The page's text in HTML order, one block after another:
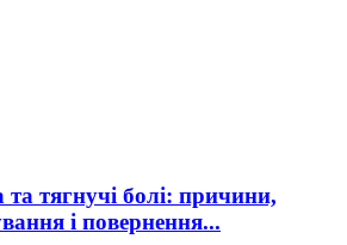
та тягнучі болі: причини,
і повернення...